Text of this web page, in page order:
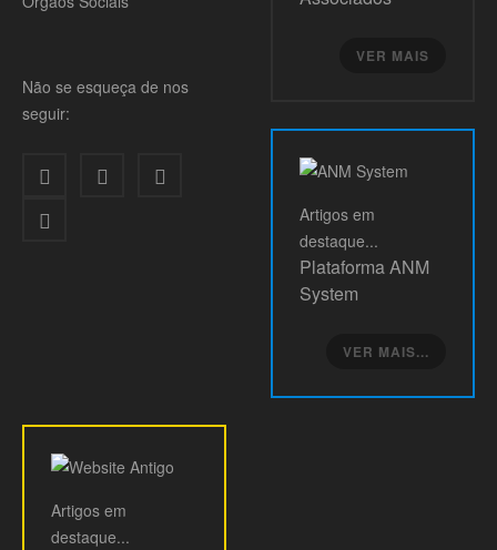
Não se esqueça de nos
seguir:
VER MAIS
Artigos em
destaque...
Plataforma ANM
System
VER MAIS...
Artigos em
destaque...